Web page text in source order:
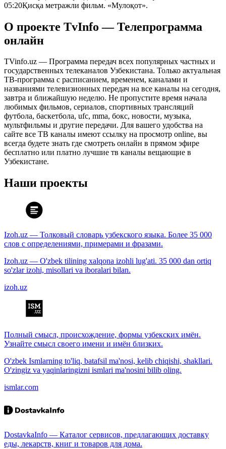
05:20Қисқа метражли фильм. «Мулоқот».
О проекте TvInfo — Телепрограмма
онлайн
TVinfo.uz — Программа передач всех популярных частных и
государственных телеканалов Узбекистана. Только актуальная
ТВ-программа с расписанием, временем, каналами и
названиями телевизионных передач на все каналы на сегодня,
завтра и ближайшую неделю. Не пропустите время начала
любимых фильмов, сериалов, спортивных трансляций
футбола, баскетбола, ufc, mma, бокс, новости, музыка,
мультфильмы и другие передачи. Для вашего удобства на
сайте все ТВ каналы имеют ссылку на просмотр online, вы
всегда будете знать где смотреть онлайн в прямом эфире
бесплатно или платно лучшие тв каналы вещающие в
Узбекистане.
Наши проекты
Izoh.uz — Толковый словарь узбекского языка. Более 35 000
слов с определениями, примерами и фразами.
Izoh.uz — O'zbek tilining xalqona izohli lug'ati. 35 000 dan ortiq
so'zlar izohi, misollari va iboralari bilan.
izoh.uz
Полный смысл, происхождение, формы узбекских имён.
Узнайте смысл своего имени и имён близких.
O'zbek Ismlarning to'liq, batafsil ma'nosi, kelib chiqishi, shakllari.
O'zingiz va yaqinlaringizni ismlari ma'nosini bilib oling.
ismlar.com
DostavkaInfo — Каталог сервисов, предлагающих доставку
еды, лекарств, книг и товаров для дома.